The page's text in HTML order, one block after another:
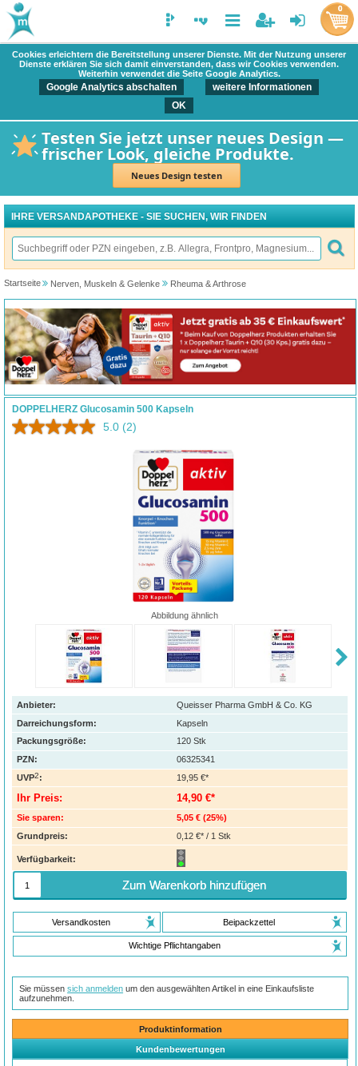
Cookies erleichtern die Bereitstellung unserer Dienste. Mit der Nutzung unserer
Dienste erklären Sie sich damit einverstanden, dass wir Cookies verwenden.
Weiterhin verwendet die Seite Google Analytics.
Google Analytics abschalten
weitere Informationen
OK
Testen Sie jetzt unser neues Design —
frischer Look, gleiche Produkte.
Neues Design testen
0
IHRE VERSANDAPOTHEKE - SIE SUCHEN, WIR FINDEN
Startseite Nerven, Muskeln & Gelenke Rheuma & Arthrose
DOPPELHERZ Glucosamin 500 Kapseln
5.0 (2)
Abbildung ähnlich
Anbieter:
Queisser Pharma GmbH & Co. KG
Darreichungsform:
Kapseln
Packungsgröße:
120 Stk
PZN:
06325341
UVP2: 19,95 €*
Ihr Preis: 14,90 €*
Sie sparen: 5,05 € (25%)
Grundpreis:
0,12 €* / 1 Stk
Verfügbarkeit:
Zum Warenkorb hinzufügen
Versandkosten Beipackzettel
Wichtige Pflichtangaben
Sie müssensich anmelden um den ausgewählten Artikel in eine Einkaufsliste
aufzunehmen.
Produktinformation
Kundenbewertungen